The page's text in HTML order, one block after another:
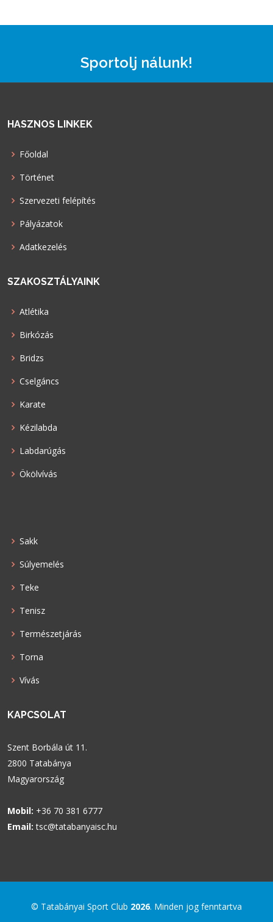
Sportolj nálunk!
HASZNOS LINKEK
Főoldal
Történet
Szervezeti felépítés
Pályázatok
Adatkezelés
SZAKOSZTÁLYAINK
Atlétika
Birkózás
Bridzs
Cselgáncs
Karate
Kézilabda
Labdarúgás
Ökölvívás
Sakk
Súlyemelés
Teke
Tenisz
Természetjárás
Torna
Vívás
KAPCSOLAT
Szent Borbála út 11.
2800 Tatabánya
Magyarország
Mobil: +36 70 381 6777
Email: tsc@tatabanyaisc.hu
© Tatabányai Sport Club 2026. Minden jog fenntartva